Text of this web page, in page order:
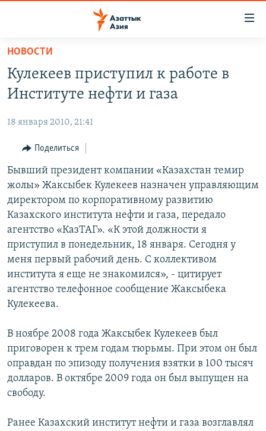
Вернуться
основному
содержанию
навигации
Вернутся
поиску
УЗБЕКИСТАН
ТАДЖИКИСТАН
НОВОСТИ
ВОЙНА В УКРАИНЕ
НА ДРУГИХ ЯЗЫКАХ
ҚАЗАҚША
КЫРГЫЗЧА
ТОҶИКӢ
TÜRKMENÇE
Все сайты РСЕ/РС
НОВОСТИ
Кулекеев приступил к работе в
Институте нефти и газа
18 января 2010, 21:41
Поделиться
Бывший президент компании «Казахстан темир
жолы» Жаксыбек Кулекеев назначен управляющим
директором по корпоративному развитию
Казахского института нефти и газа, передало
агентство «КазТАГ». «К этой должности я
приступил в понедельник, 18 января. Сегодня у
меня первый рабочий день. С коллективом
института я еще не знакомился», - цитирует
агентство телефонное сообщение Жаксыбека
Кулекеева.
В ноябре 2008 года Жаксыбек Кулекеев был
приговорен к трем годам тюрьмы. При этом он был
оправдан по эпизоду получения взятки в 100 тысяч
долларов. В октябре 2009 года он был выпущен на
свободу.
Ранее Казахский институт нефти и газа возглавлял